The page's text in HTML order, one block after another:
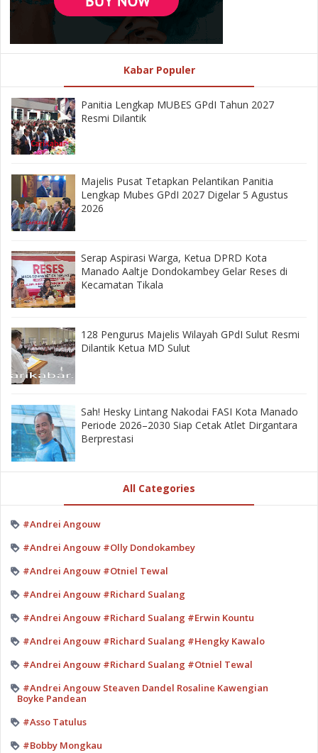
Kabar Populer
Panitia Lengkap MUBES GPdI Tahun 2027
Resmi Dilantik
Majelis Pusat Tetapkan Pelantikan Panitia
Lengkap Mubes GPdI 2027 Digelar 5 Agustus
2026
‎Serap Aspirasi Warga, Ketua DPRD Kota
Manado Aaltje Dondokambey Gelar Reses di
Kecamatan Tikala ‎
128 Pengurus Majelis Wilayah GPdI Sulut Resmi
Dilantik Ketua MD Sulut
‎Sah! Hesky Lintang Nakodai FASI Kota Manado
Periode 2026–2030 Siap Cetak Atlet Dirgantara
Berprestasi
All Categories
#Andrei Angouw
#Andrei Angouw #Olly Dondokambey
#Andrei Angouw #Otniel Tewal
#Andrei Angouw #Richard Sualang
#Andrei Angouw #Richard Sualang #Erwin Kountu
#Andrei Angouw #Richard Sualang #Hengky Kawalo
#Andrei Angouw #Richard Sualang #Otniel Tewal
#Andrei Angouw Steaven Dandel Rosaline Kawengian
Boyke Pandean
#Asso Tatulus
#Bobby Mongkau